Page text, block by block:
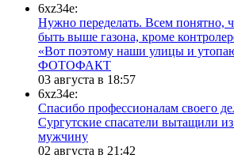
6xz34e:
Нужно переделать. Всем понятно,
быть выше газона, кроме
«Вот поэтому наши улицы и
ФОТОФАКТ
03 августа в 18:57
6xz34e:
Спасибо профессионалам своего
Сургутские спасатели вытащили
мужчину
02 августа в 21:42